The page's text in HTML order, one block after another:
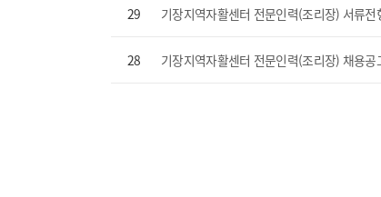
29 기장지역자활센터 전문인력(조리장) 서류전
28 기장지역자활센터 전문인력(조리장) 채용공